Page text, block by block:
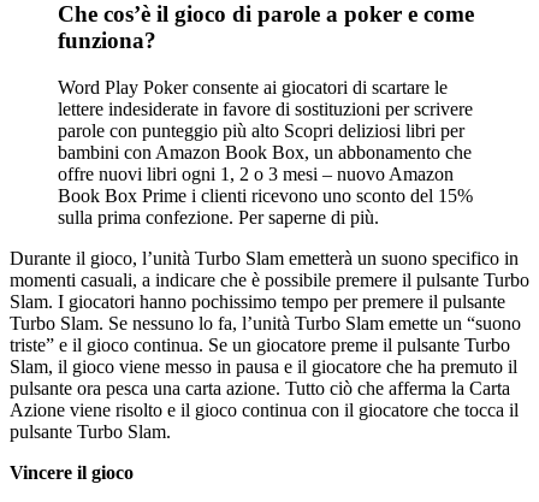
Che cos’è il gioco di parole a poker e come
funziona?
Word Play Poker consente ai giocatori di scartare le
lettere indesiderate in favore di sostituzioni per scrivere
parole con punteggio più alto Scopri deliziosi libri per
bambini con Amazon Book Box, un abbonamento che
offre nuovi libri ogni 1, 2 o 3 mesi – nuovo Amazon
Book Box Prime i clienti ricevono uno sconto del 15%
sulla prima confezione. Per saperne di più.
Durante il gioco, l’unità Turbo Slam emetterà un suono specifico in
momenti casuali, a indicare che è possibile premere il pulsante Turbo
Slam. I giocatori hanno pochissimo tempo per premere il pulsante
Turbo Slam. Se nessuno lo fa, l’unità Turbo Slam emette un “suono
triste” e il gioco continua. Se un giocatore preme il pulsante Turbo
Slam, il gioco viene messo in pausa e il giocatore che ha premuto il
pulsante ora pesca una carta azione. Tutto ciò che afferma la Carta
Azione viene risolto e il gioco continua con il giocatore che tocca il
pulsante Turbo Slam.
Vincere il gioco